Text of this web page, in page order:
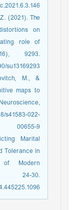
(2021). The
on
role of
9293.
su13169293
M., &
maps to
022-
00655-9
Marital
Tolerance in
of Modern
30.